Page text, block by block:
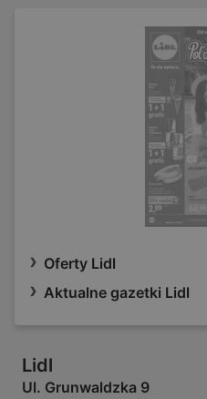
Oferty Lidl
Aktualne gazetki Lidl
Lidl
Ul. Grunwaldzka 9